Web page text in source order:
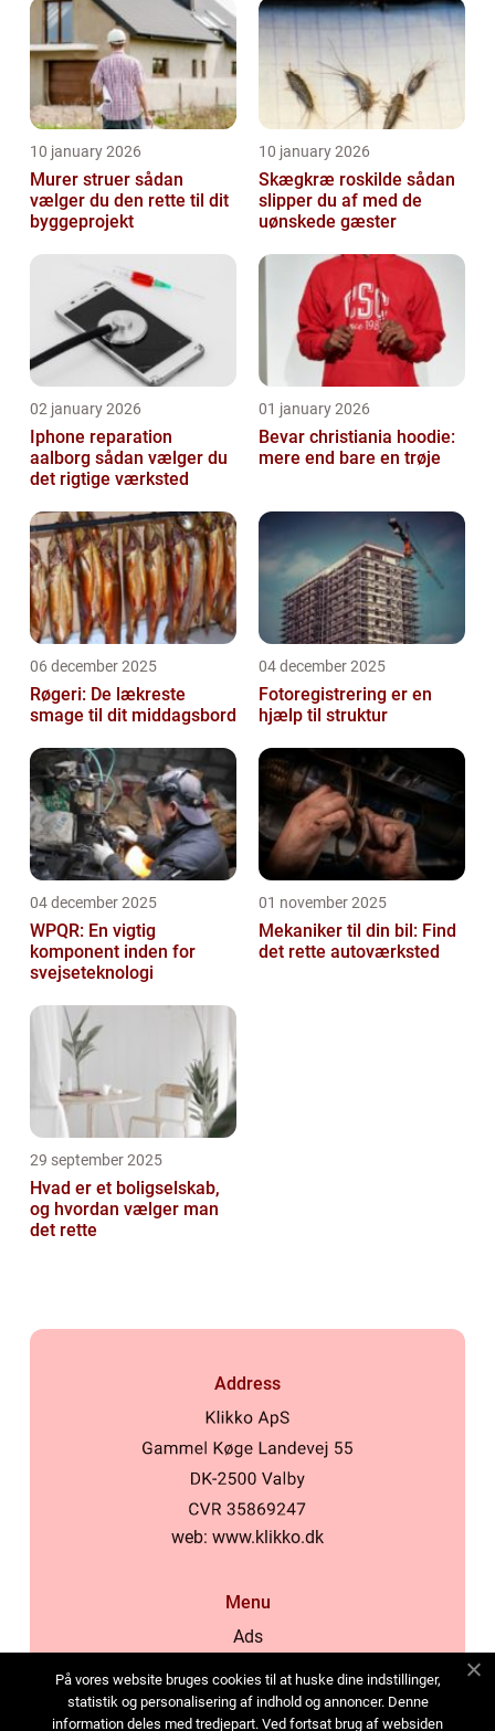
10 january 2026
Murer struer sådan
vælger du den rette til dit
byggeprojekt
10 january 2026
Skægkræ roskilde sådan
slipper du af med de
uønskede gæster
02 january 2026
Iphone reparation
aalborg sådan vælger du
det rigtige værksted
01 january 2026
Bevar christiania hoodie:
mere end bare en trøje
06 december 2025
Røgeri: De lækreste
smage til dit middagsbord
04 december 2025
Fotoregistrering er en
hjælp til struktur
04 december 2025
WPQR: En vigtig
komponent inden for
svejseteknologi
01 november 2025
Mekaniker til din bil: Find
det rette autoværksted
29 september 2025
Hvad er et boligselskab,
og hvordan vælger man
det rette
Address
web: www.klikko.dk
Menu
Ads
Cookies
Contact
På vores website bruges cookies til at huske dine indstillinger,
statistik og personalisering af indhold og annoncer. Denne
information deles med tredjepart. Ved fortsat brug af websiden